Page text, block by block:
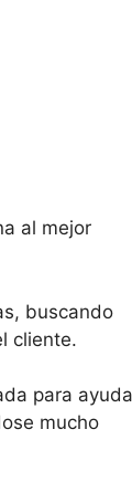
al mejor
buscando
cliente.
para
mucho